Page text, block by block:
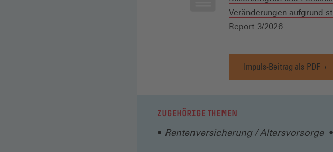
Veränderungen aufgrund
Report 3/2026
Impuls-Beitrag als PDF
(Öffnet
in
ZUGEHÖRIGE THEMEN
Rentenversicherung / Altersvorsorge